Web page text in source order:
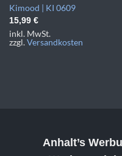
Kimood | KI 0609
15,99 €
inkl. MwSt.
zzgl.Versandkosten
Anhalt’s